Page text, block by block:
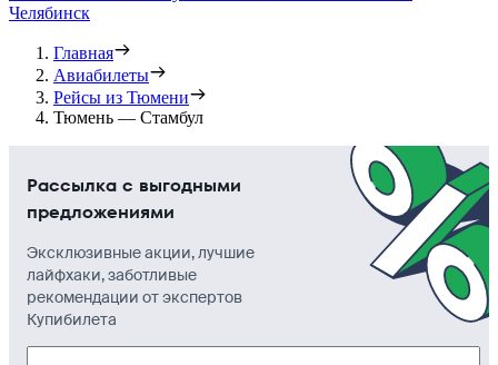
Челябинск
Главная
Авиабилеты
Рейсы из Тюмени
Тюмень — Стамбул
Рассылка с выгодными
предложениями
Эксклюзивные акции, лучшие
лайфхаки, заботливые
рекомендации от экспертов
Купибилета